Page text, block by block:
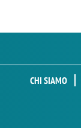
CHI SIAMO